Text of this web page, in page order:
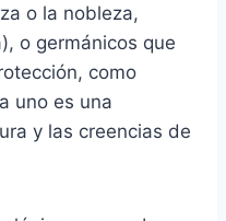
o la nobleza,
o germánicos que
como
uno es una
y las creencias de